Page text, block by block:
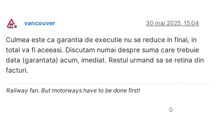
Deconectat
vancouver 30 mai 2025, 15:04
Culmea este ca garantia de executie nu se reduce in final, in
total va fi aceeasi. Discutam numai despre suma care trebuie
data (garantata) acum, imediat. Restul urmand sa se retina din
facturi.
Railway fan. But motorways have to be done first!
0